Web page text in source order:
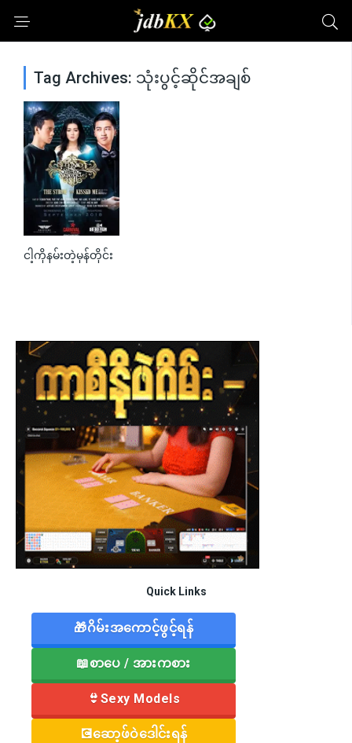
Tag Archives: သုံးပွင့်ဆိုင်အချစ်
0
ငါ့ကိုနမ်းတဲ့မုန်တိုင်း
Quick Links
🎁ဂိမ်းအကောင့်ဖွင့်ရန်
📖စာပေ / အားကစား
👙Sexy Models
💽ဆော့ဖ်ဝဲဒေါင်းရန်